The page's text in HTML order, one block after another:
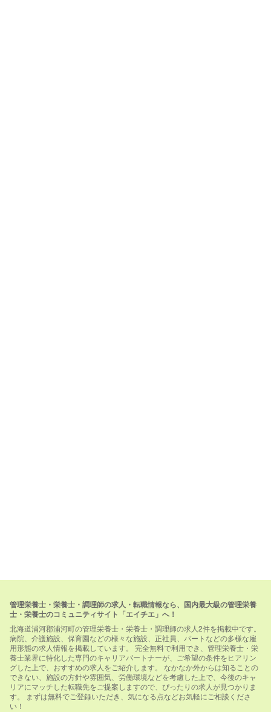
管理栄養士・栄養士・調理師の求人・転職情報なら、国内最大級の管理栄養
士・栄養士のコミュニティサイト「エイチエ」へ！
北海道浦河郡浦河町の管理栄養士・栄養士・調理師の求人2件を掲載中です。
病院、介護施設、保育園などの様々な施設、正社員、パートなどの多様な雇
用形態の求人情報を掲載しています。 完全無料で利用でき、管理栄養士・栄
養士業界に特化した専門のキャリアパートナーが、ご希望の条件をヒアリン
グした上で、おすすめの求人をご紹介します。 なかなか外からは知ることの
できない、施設の方針や雰囲気、労働環境などを考慮した上で、今後のキャ
リアにマッチした転職先をご提案しますので、ぴったりの求人が見つかりま
す。 まずは無料でご登録いただき、気になる点などお気軽にご相談くださ
い！